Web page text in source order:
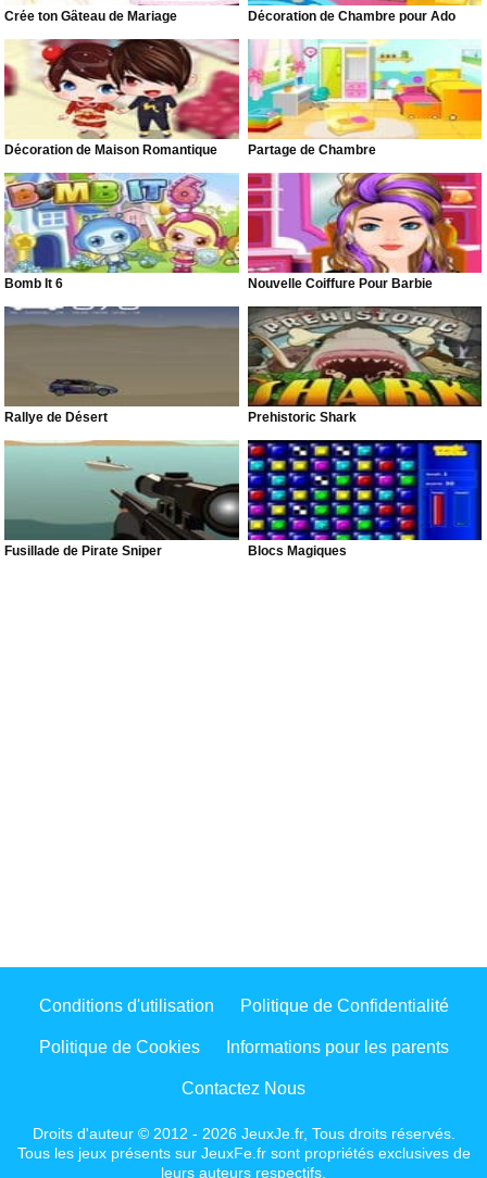
Crée ton Gâteau de Mariage Décoration de Chambre pour Ado
Décoration de Maison Romantique Partage de Chambre
Bomb It 6 Nouvelle Coiffure Pour Barbie
Rallye de Désert Prehistoric Shark
Fusillade de Pirate Sniper Blocs Magiques
Conditions d'utilisation Politique de Confidentialité
Politique de Cookies Informations pour les parents
Contactez Nous
Droits d'auteur © 2012 - 2026 JeuxJe.fr, Tous droits réservés.
Tous les jeux présents sur JeuxFe.fr sont propriétés exclusives de
leurs auteurs respectifs.